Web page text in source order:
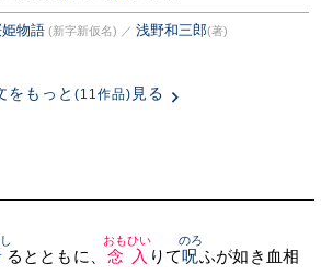
物語 (新字新仮名) ／ 浅野和三郎(著)
をもっと (11作品) 見る
るとともに、 念入
おもひい
りて呪
のろ
ふが如き血相